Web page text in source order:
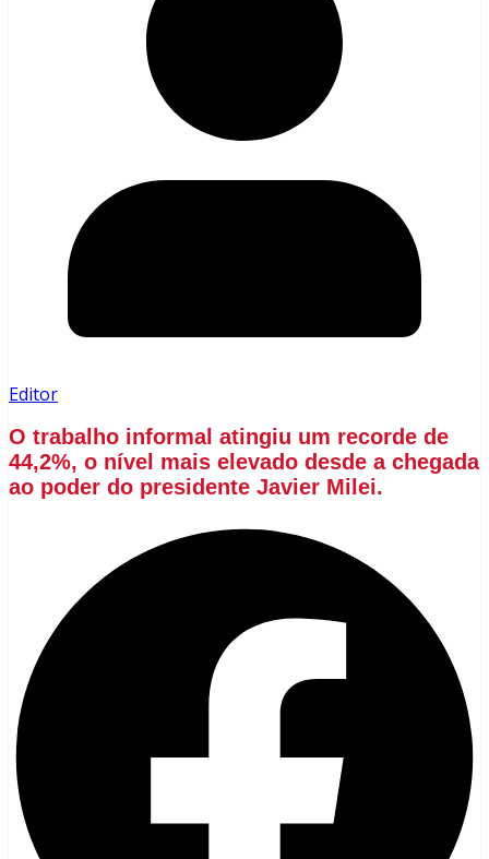
Editor
O trabalho informal atingiu um recorde de
44,2%, o nível mais elevado desde a chegada
ao poder do presidente Javier Milei.